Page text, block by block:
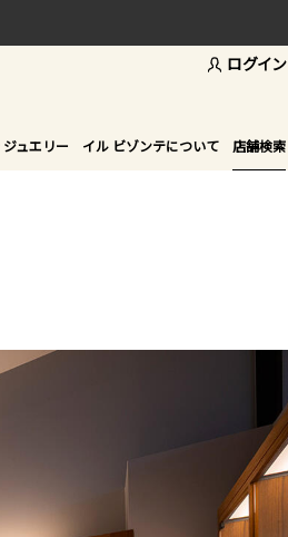
ログイン
ュエリー イル ビゾンテについて 店舗検索